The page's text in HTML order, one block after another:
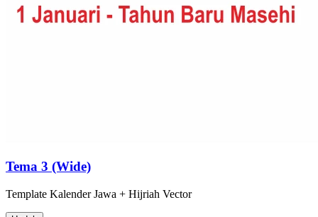
Tema 3 (Wide)
Template Kalender Jawa + Hijriah Vector